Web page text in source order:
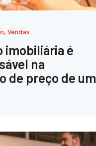
,Vendas
imobiliária é
na
de preço de um